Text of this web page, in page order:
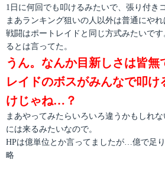
1日に何回でも叩けるみたいで、張り付き
まあランキング狙いの人以外は普通にや
戦闘はポートレイドと同じ方式みたいで
るとは言ってた。
うん。なんか目新しさは皆
レイドのボスがみんなで叩け
けじゃね…？
まあやってみたらいろいろ違うかもしれ
には来るみたいなので。
HPは億単位とか言ってましたが…億で足
略